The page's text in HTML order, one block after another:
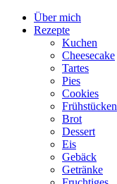
Über mich
Rezepte
Kuchen
Cheesecake
Tartes
Pies
Cookies
Frühstücken
Brot
Dessert
Eis
Gebäck
Getränke